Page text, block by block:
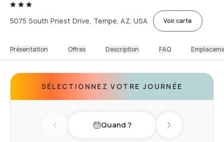
5075 South Priest Drive, Tempe, AZ, USA Voir carte
Présentation Offres Description FAQ
SÉLECTIONNEZ VOTRE JOURNÉE
Previous dayQuand ? Next day